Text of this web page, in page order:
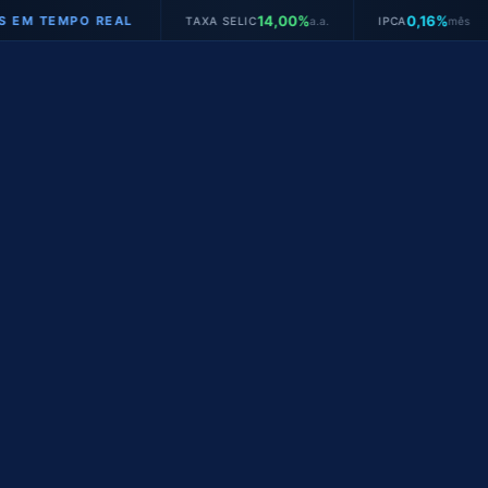
REAL TAXA SELIC14,00%a.a. IPCA mês